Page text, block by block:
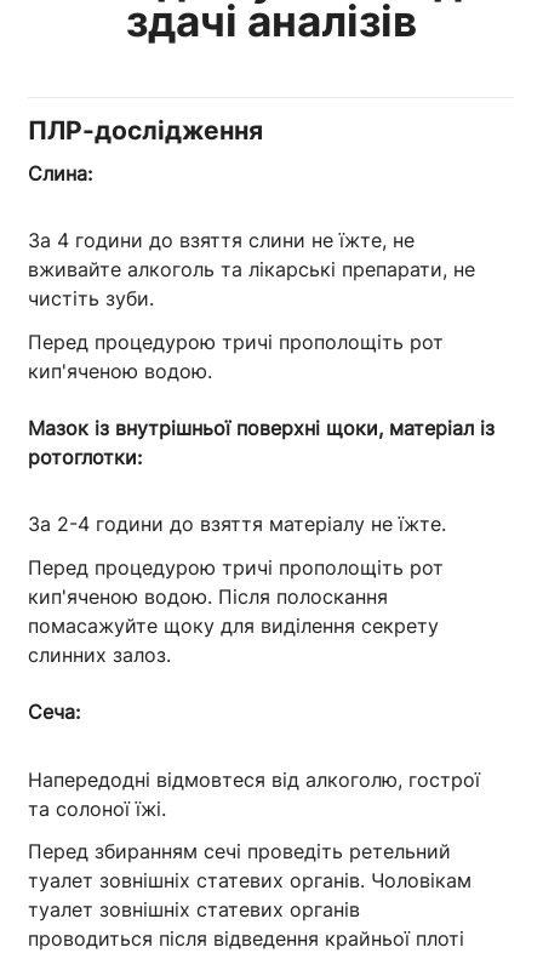
здачі аналізів
ПЛР-дослідження
Слина:
За 4 години до взяття слини не їжте, не
вживайте алкоголь та лікарські препарати, не
чистіть зуби.
Перед процедурою тричі прополощіть рот
кип'яченою водою.
Мазок із внутрішньої поверхні щоки, матеріал із
ротоглотки:
За 2-4 години до взяття матеріалу не їжте.
Перед процедурою тричі прополощіть рот
кип'яченою водою. Після полоскання
помасажуйте щоку для виділення секрету
слинних залоз.
Сеча:
Напередодні відмовтеся від алкоголю, гострої
та солоної їжі.
Перед збиранням сечі проведіть ретельний
туалет зовнішніх статевих органів. Чоловікам
туалет зовнішніх статевих органів
проводиться після відведення крайньої плоті